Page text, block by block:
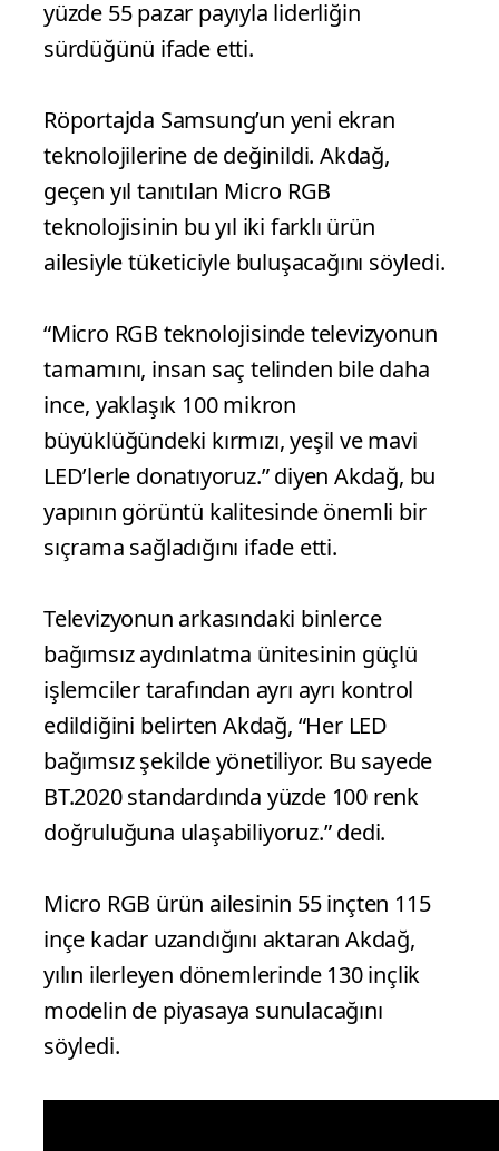
yüzde 55 pazar payıyla liderliğin
sürdüğünü ifade etti.
Röportajda Samsung’un yeni ekran
teknolojilerine de değinildi. Akdağ,
geçen yıl tanıtılan Micro RGB
teknolojisinin bu yıl iki farklı ürün
ailesiyle tüketiciyle buluşacağını söyledi.
“Micro RGB teknolojisinde televizyonun
tamamını, insan saç telinden bile daha
ince, yaklaşık 100 mikron
büyüklüğündeki kırmızı, yeşil ve mavi
LED’lerle donatıyoruz.” diyen Akdağ, bu
yapının görüntü kalitesinde önemli bir
sıçrama sağladığını ifade etti.
Televizyonun arkasındaki binlerce
bağımsız aydınlatma ünitesinin güçlü
işlemciler tarafından ayrı ayrı kontrol
edildiğini belirten Akdağ, “Her LED
bağımsız şekilde yönetiliyor. Bu sayede
BT.2020 standardında yüzde 100 renk
doğruluğuna ulaşabiliyoruz.” dedi.
Micro RGB ürün ailesinin 55 inçten 115
inçe kadar uzandığını aktaran Akdağ,
yılın ilerleyen dönemlerinde 130 inçlik
modelin de piyasaya sunulacağını
söyledi.